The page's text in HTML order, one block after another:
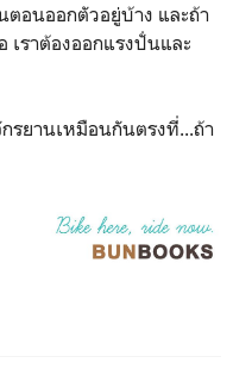
อนออกตัวอยู่บ้าง และถ้า
เราต้องออกแรงปั่นและ
รยานเหมือนกันตรงที่...ถ้า